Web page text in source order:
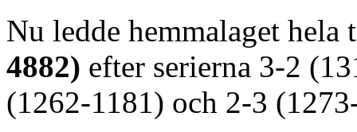
Nu ledde hemmalaget hela
4882) efter serierna 3-2
(1262-1181) och 2-3